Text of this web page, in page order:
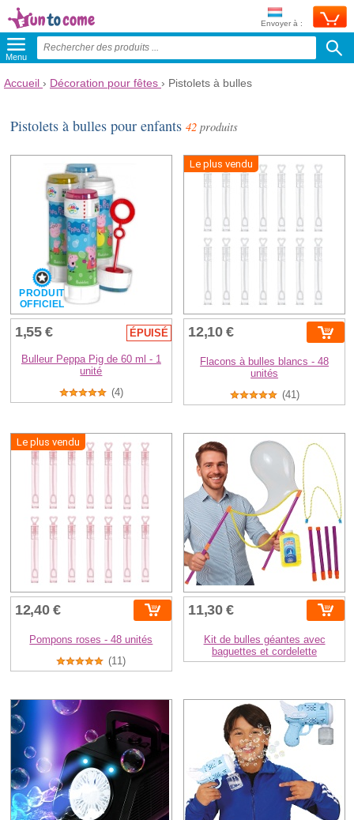
Envoyer à :
Menu
Accueil › Décoration pour fêtes › Pistolets à bulles
Pistolets à bulles pour enfants42 produits
PRODUIT
OFFICIEL
1,55 € ÉPUISÉ
Bulleur Peppa Pig de 60 ml - 1
unité
(4)
Le plus vendu
12,10 €
Flacons à bulles blancs - 48
unités
(41)
Le plus vendu
12,40 €
Pompons roses - 48 unités
(11)
11,30 €
Kit de bulles géantes avec
baguettes et cordelette